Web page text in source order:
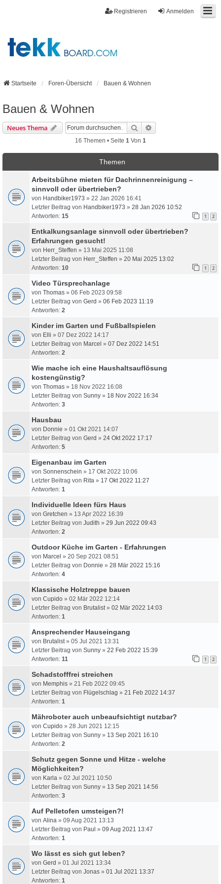
Anmelden
Registrieren
Startseite Foren-Übersicht Bauen & Wohnen
Bauen & Wohnen
Neues Thema Suche
16 Themen • Seite 1 Von 1
Themen
Arbeitsbühne mieten für Dachrinnenreinigung –
sinnvoll oder übertrieben?
von Handbiker1973 » 22 Jan 2026 16:41
Letzter Beitrag von Handbiker1973 » 28 Jan 2026 10:52
Antworten: 15 1 2
Entkalkungsanlage sinnvoll oder übertrieben?
Erfahrungen gesucht!
von Herr_Steffen » 13 Mai 2025 11:08
Letzter Beitrag von Herr_Steffen » 20 Mai 2025 13:02
Antworten: 10 1 2
Video Türsprechanlage
von Thomas » 06 Feb 2023 09:58
Letzter Beitrag von Gerd » 06 Feb 2023 11:19
Antworten: 2
Kinder im Garten und Fußballspielen
von Elli » 07 Dez 2022 14:17
Letzter Beitrag von Marcel » 07 Dez 2022 14:51
Antworten: 2
Wie mache ich eine Haushaltsauflösung
kostengünstig?
von Thomas » 18 Nov 2022 16:08
Letzter Beitrag von Sunny » 18 Nov 2022 16:34
Antworten: 3
Hausbau
von Donnie » 01 Okt 2021 14:07
Letzter Beitrag von Gerd » 24 Okt 2022 17:17
Antworten: 5
Eigenanbau im Garten
von Sonnenschein » 17 Okt 2022 10:06
Letzter Beitrag von Rita » 17 Okt 2022 11:27
Antworten: 1
Individuelle Ideen fürs Haus
von Gretchen » 13 Apr 2022 16:39
Letzter Beitrag von Judith » 29 Jun 2022 09:43
Antworten: 2
Outdoor Küche im Garten - Erfahrungen
von Marcel » 20 Sep 2021 08:51
Letzter Beitrag von Donnie » 28 Mär 2022 15:16
Antworten: 4
Klassische Holztreppe bauen
von Cupido » 02 Mär 2022 12:14
Letzter Beitrag von Brutalist» 02 Mär 2022 14:03
Antworten: 1
Ansprechender Hauseingang
von Brutalist» 05 Jul 2021 13:31
Letzter Beitrag von Sunny » 22 Feb 2022 15:39
Antworten: 11 1 2
Schadstofffrei streichen
von Memphis » 21 Feb 2022 09:45
Letzter Beitrag von Flügelschlag » 21 Feb 2022 14:37
Antworten: 1
Mähroboter auch unbeaufsichtigt nutzbar?
von Cupido » 28 Jun 2021 12:15
Letzter Beitrag von Sunny » 13 Sep 2021 16:10
Antworten: 2
Schutz gegen Sonne und Hitze - welche
Möglichkeiten?
von Karla » 02 Jul 2021 10:50
Letzter Beitrag von Sunny » 13 Sep 2021 14:56
Antworten: 3
Auf Pelletofen umsteigen?!
von Alina » 09 Aug 2021 13:13
Letzter Beitrag von Paul » 09 Aug 2021 13:47
Antworten: 1
Wo lässt es sich gut leben?
von Gerd » 01 Jul 2021 13:34
Letzter Beitrag von Jonas » 01 Jul 2021 13:37
Antworten: 1